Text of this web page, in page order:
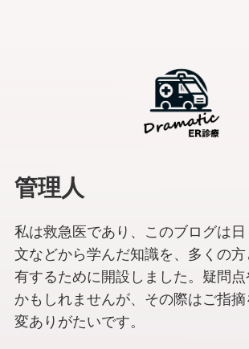
管理人
私は救急医であり、このブログは
文などから学んだ知識を、多くの
有するために開設しました。疑問
かもしれませんが、その際はご指
変ありがたいです。